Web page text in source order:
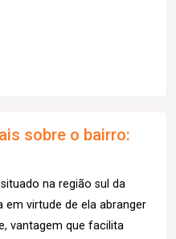
sobre o bairro:
na região sul da
em virtude de ela abranger
vantagem que facilita